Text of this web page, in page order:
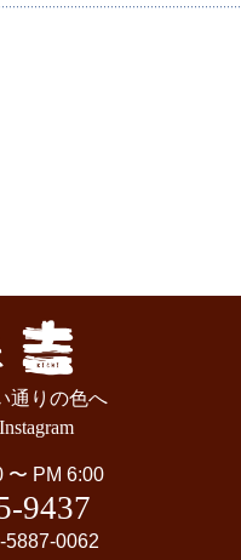
通りの色へ
〜 PM 6:00
9437
5887-0062